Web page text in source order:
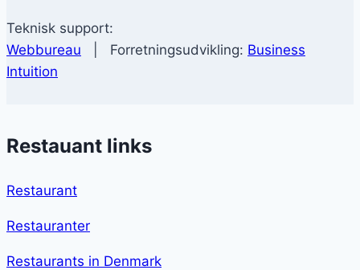
Teknisk support:
Webbureau | Forretningsudvikling: Business
Intuition
Restauant links
Restaurant
Restauranter
Restaurants in Denmark